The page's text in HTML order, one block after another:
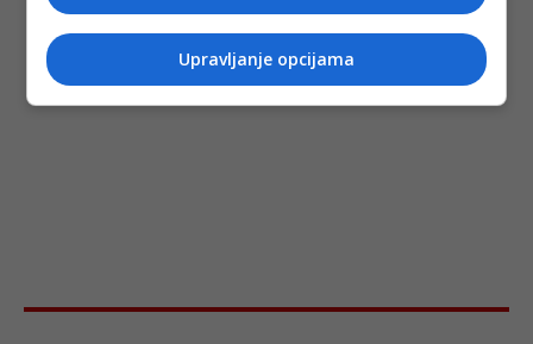
Upravljanje opcijama